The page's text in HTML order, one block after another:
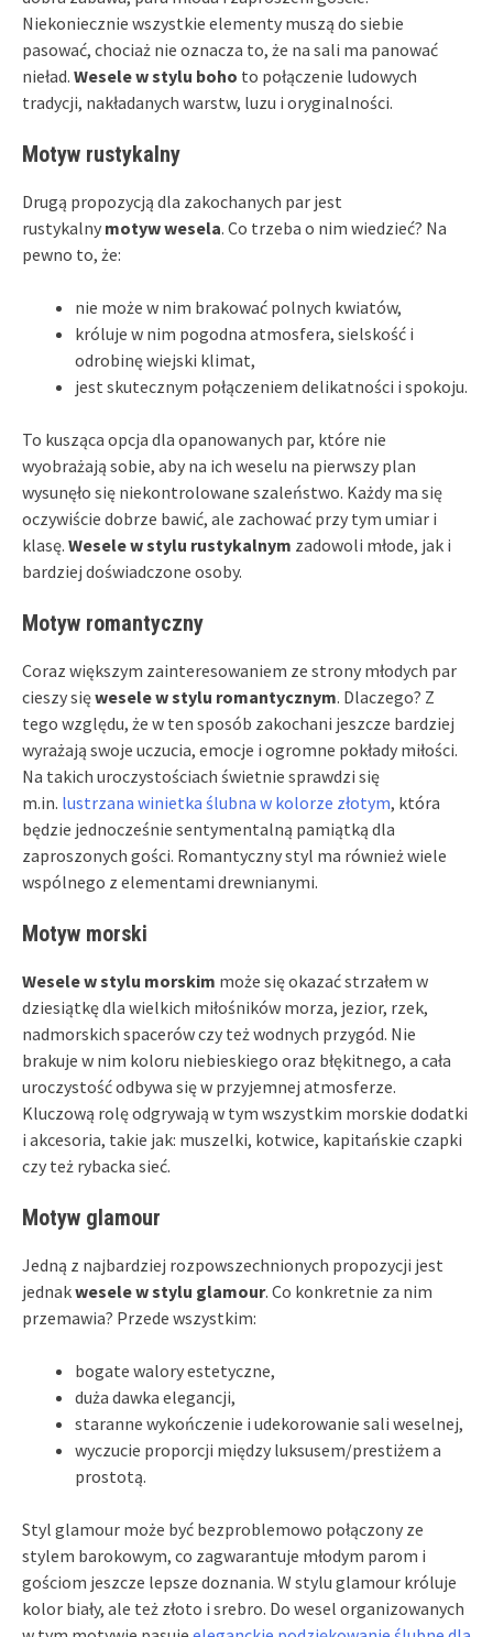
Niekoniecznie wszystkie elementy muszą do siebie
pasować, chociaż nie oznacza to, że na sali ma panować
nieład. Wesele w stylu boho to połączenie ludowych
tradycji, nakładanych warstw, luzu i oryginalności.
Motyw rustykalny
Drugą propozycją dla zakochanych par jest
rustykalny motyw wesela. Co trzeba o nim wiedzieć? Na
pewno to, że:
nie może w nim brakować polnych kwiatów,
króluje w nim pogodna atmosfera, sielskość i
odrobinę wiejski klimat,
jest skutecznym połączeniem delikatności i spokoju.
To kusząca opcja dla opanowanych par, które nie
wyobrażają sobie, aby na ich weselu na pierwszy plan
wysunęło się niekontrolowane szaleństwo. Każdy ma się
oczywiście dobrze bawić, ale zachować przy tym umiar i
klasę. Wesele w stylu rustykalnym zadowoli młode, jak i
bardziej doświadczone osoby.
Motyw romantyczny
Coraz większym zainteresowaniem ze strony młodych par
cieszy sięwesele w stylu romantycznym. Dlaczego? Z
tego względu, że w ten sposób zakochani jeszcze bardziej
wyrażają swoje uczucia, emocje i ogromne pokłady miłości.
Na takich uroczystościach świetnie sprawdzi się
m.in. lustrzana winietka ślubna w kolorze złotym, która
będzie jednocześnie sentymentalną pamiątką dla
zaproszonych gości. Romantyczny styl ma również wiele
wspólnego z elementami drewnianymi.
Motyw morski
Wesele w stylu morskim może się okazać strzałem w
dziesiątkę dla wielkich miłośników morza, jezior, rzek,
nadmorskich spacerów czy też wodnych przygód. Nie
brakuje w nim koloru niebieskiego oraz błękitnego, a cała
uroczystość odbywa się w przyjemnej atmosferze.
Kluczową rolę odgrywają w tym wszystkim morskie dodatki
i akcesoria, takie jak: muszelki, kotwice, kapitańskie czapki
czy też rybacka sieć.
Motyw glamour
Jedną z najbardziej rozpowszechnionych propozycji jest
jednakwesele w stylu glamour. Co konkretnie za nim
przemawia? Przede wszystkim:
bogate walory estetyczne,
duża dawka elegancji,
staranne wykończenie i udekorowanie sali weselnej,
wyczucie proporcji między luksusem/prestiżem a
prostotą.
Styl glamour może być bezproblemowo połączony ze
stylem barokowym, co zagwarantuje młodym parom i
gościom jeszcze lepsze doznania. W stylu glamour króluje
kolor biały, ale też złoto i srebro. Do wesel organizowanych